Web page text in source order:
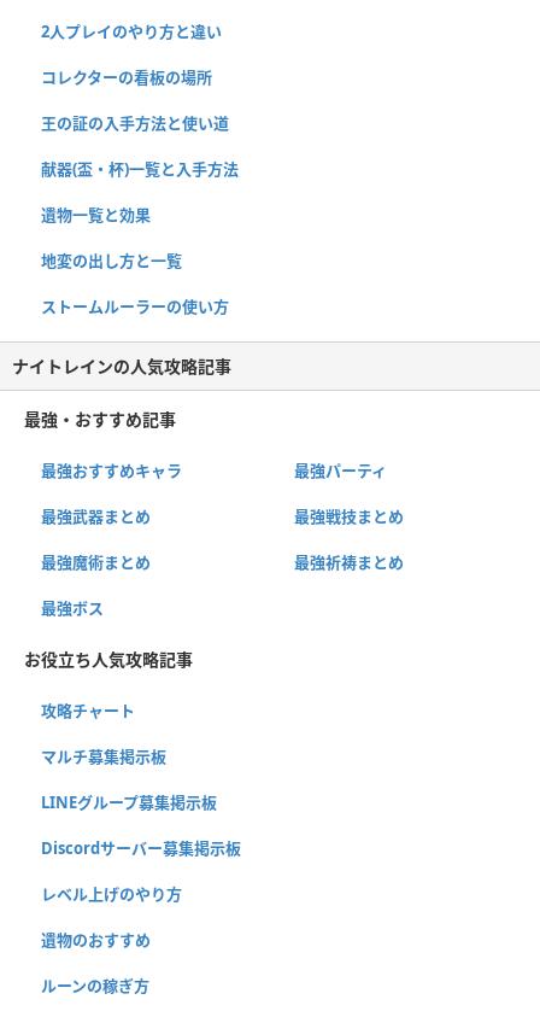
2人プレイのやり方と違い
コレクターの看板の場所
王の証の入手方法と使い道
献器(盃・杯)一覧と入手方法
遺物一覧と効果
地変の出し方と一覧
ストームルーラーの使い方
ナイトレインの人気攻略記事
最強・おすすめ記事
最強おすすめキャラ 最強パーティ
最強武器まとめ 最強戦技まとめ
最強魔術まとめ 最強祈祷まとめ
最強ボス
お役立ち人気攻略記事
攻略チャート
マルチ募集掲示板
LINEグループ募集掲示板
Discordサーバー募集掲示板
レベル上げのやり方
遺物のおすすめ
ルーンの稼ぎ方